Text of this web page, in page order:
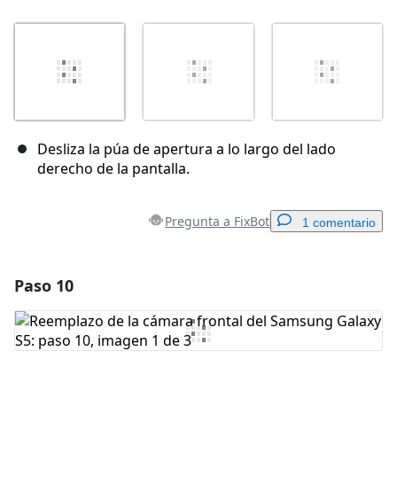
Desliza la púa de apertura a lo largo del lado
derecho de la pantalla.
Pregunta a FixBot 1 comentario
Agregar Comentario
Paso 10